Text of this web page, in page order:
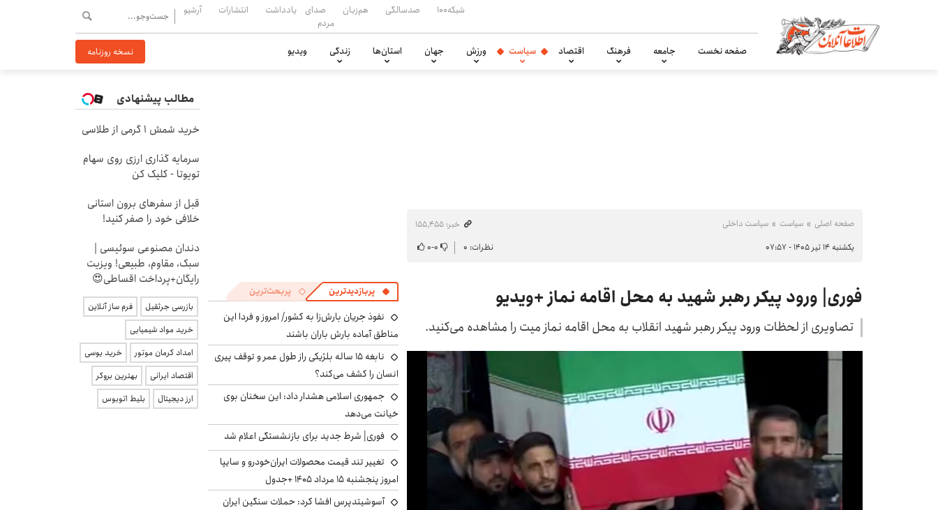
شبکه۱۰۰ صدسالگی هم‌زبان
صدای
مردم
یادداشت انتشارات آرشیو
صفحه نخست جامعه فرهنگ اقتصاد سیاست ورزش جهان استان‌ها زندگی ویدیو نسخه روزنامه
صفحه اصلی سیاست سیاست داخلی
خبر: ۱۵۵٬۴۵۵
یکشنبه ۱۴ تیر ۱۴۰۵ - ۰۷:۵۷
نظرات: ۰ ۰-۰
فوری| ورود پیکر رهبر شهید به محل اقامه نماز +ویدیو
تصاویری از لحظات ورود پیکر رهبر شهید انقلاب به محل اقامه نماز میت را مشاهده می‌کنید.
پربازدیدترین پربحث‌ترین
نفوذ جریان بارش‌زا به کشور/ امروز و فردا این
مناطق آماده بارش باران باشند
نابغه ۱۵ ساله بلژیکی راز طول عمر و توقف پیری
انسان را کشف می‌کند؟
جمهوری اسلامی هشدار داد: این سخنان بوی
خیانت می‌دهد
فوری| شرط جدید برای بازنشستگی اعلام شد
تغییر تند قیمت محصولات ایران‌خودرو و سایپا
امروز پنجشنبه ۱۵ مرداد ۱۴۰۵ +جدول
آسوشیتدپرس افشا کرد: حملات سنگین ایران
مطالب پیشنهادی
خرید شمش 1 گرمی از طلاسی
سرمایه گذاری ارزی روی سهام
تویوتا - کلیک کن
قبل از سفرهای برون استانی
خلافی خود را صفر کنید!
دندان مصنوعی سوئیسی |
سبک، مقاوم، طبیعی! ویزیت
رایگان+پرداخت اقساطی😍
بازرسی جرثقیل
فرم ساز آنلاین
خرید مواد شیمیایی
امداد کرمان موتور
خرید یوسی
اقتصاد ایرانی
بهترین بروکر
ارز دیجیتال
بلیط اتوبوس